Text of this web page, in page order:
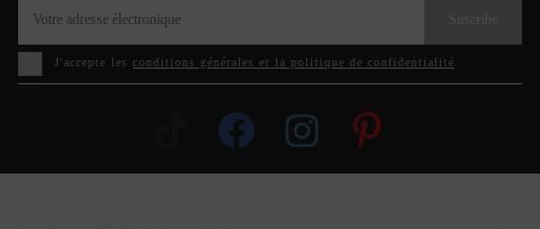
J'accepte les conditions générales et la politique de confidentialité